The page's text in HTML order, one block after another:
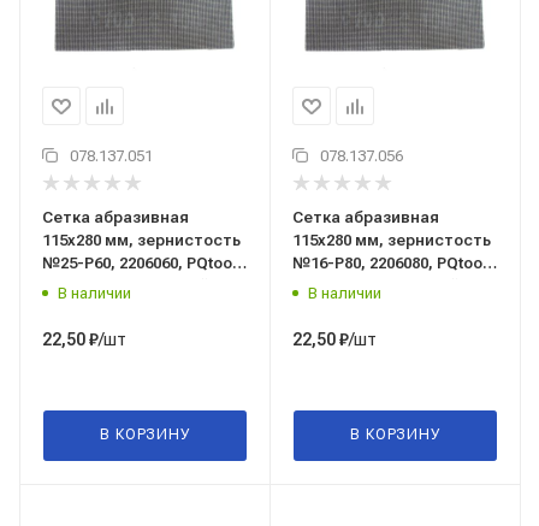
078.137.051
Сетка абразивная
115x280 мм, зернистость
№25-Р60, 2206060, PQtools
(Пи Кью тулс), Китай
В наличии
22,50₽/шт
В КОРЗИНУ
078.137.056
Сетка абразивная
115x280 мм, зернистость
№16-Р80, 2206080, PQtools
(Пи Кью тулс), Китай
В наличии
22,50₽/шт
В КОРЗИНУ